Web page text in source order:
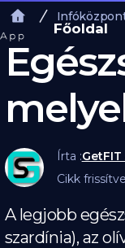
Főoldal
Írta :
Cikk
A legjobb
szardínia), az